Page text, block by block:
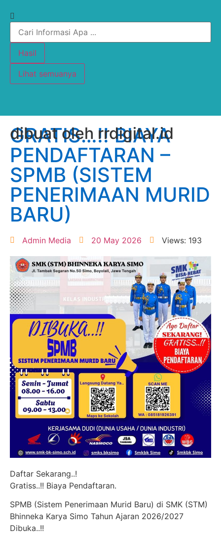
Hasil
Lihat semuanya
GRATIS…!! BIAYA
PENDAFTARAN –
SPMB (SISTEM
PENERIMAAN MURID
BARU)
Admin Media 20 May 2026 Views: 193
Daftar Sekarang..!
Gratiss..!! Biaya Pendaftaran.
SPMB (Sistem Penerimaan Murid Baru) di SMK (STM)
Bhinneka Karya Simo Tahun Ajaran 2026/2027
Dibuka..!!
dibuat oleh rrdigital.id